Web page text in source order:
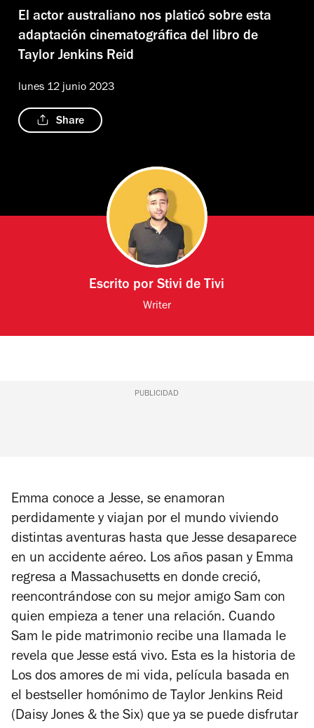
El actor australiano nos platicó sobre esta
adaptación cinematográfica del libro de
Taylor Jenkins Reid
lunes 12 junio 2023
Share
Escrito porStivi de Tivi
Writer
PUBLICIDAD
Emma conoce a Jesse, se enamoran
perdidamente y viajan por el mundo viviendo
distintas aventuras hasta que Jesse desaparece
en un accidente aéreo. Los años pasan y Emma
regresa a Massachusetts en donde creció,
reencontrándose con su mejor amigo Sam con
quien empieza a tener una relación. Cuando
Sam le pide matrimonio recibe una llamada le
revela que Jesse está vivo. Esta es la historia de
Los dos amores de mi vida, película basada en
el bestseller homónimo de Taylor Jenkins Reid
(Daisy Jones & the Six) que ya se puede disfrutar